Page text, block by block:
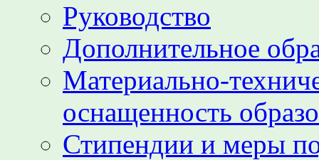
Руководство
Дополнительное
Материально-
оснащенность
Стипендии и меры